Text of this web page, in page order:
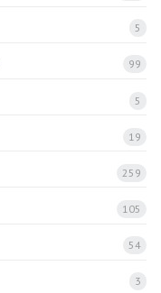
5
99
5
19
259
105
54
3